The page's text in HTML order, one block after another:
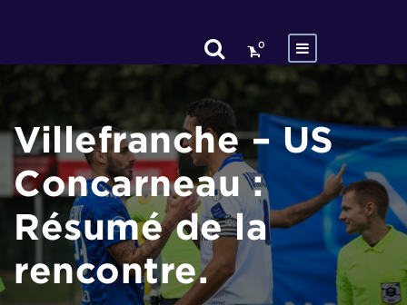
0
Villefranche – US
Concarneau :
Résumé de la
rencontre.